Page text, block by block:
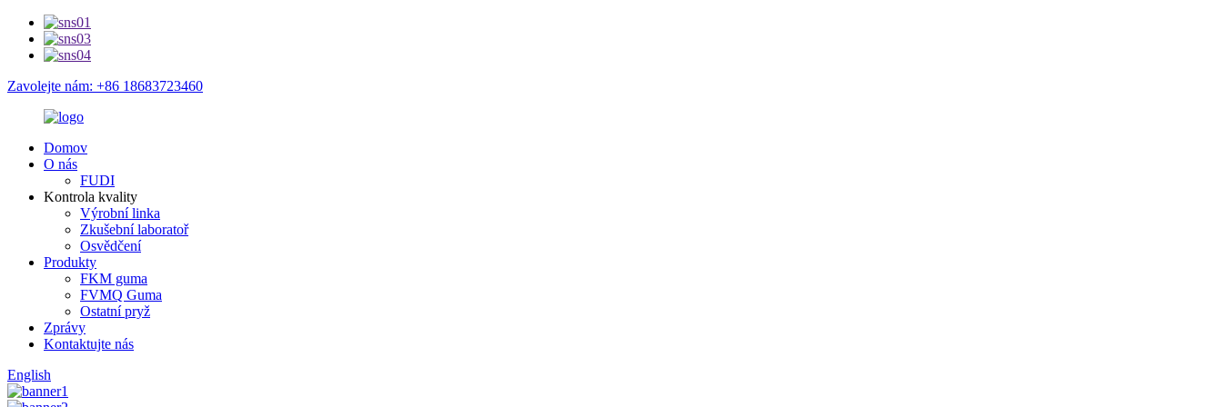
Zavolejte nám: +86 18683723460
Domov
O nás
FUDI
Kontrola kvality
Výrobní linka
Zkušební laboratoř
Osvědčení
Produkty
FKM guma
FVMQ Guma
Ostatní pryž
Zprávy
Kontaktujte nás
English